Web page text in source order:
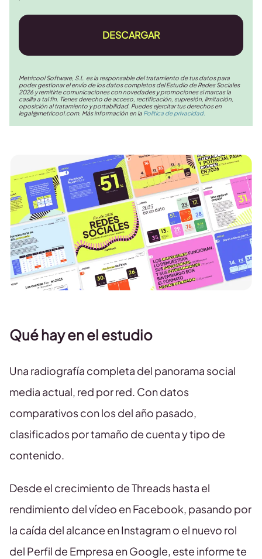
DESCARGAR
Metricool Software, S.L. es la responsable del tratamiento de tus datos para
poder gestionar el envío de los datos completos del Estudio de Redes Sociales
2026 y remitirte comunicaciones con novedades y promociones si marcas la
casilla a tal fin. Tienes derecho de acceso, rectificación, supresión, limitación,
oposición al tratamiento y portabilidad. Puedes ejercitar tus derechos en
legal@metricool.com. Más información en la Política de privacidad.
Qué hay en el estudio
Una radiografía completa del panorama social
media actual, red por red. Con datos
comparativos con los del año pasado,
clasificados por tamaño de cuenta y tipo de
contenido.
Desde el crecimiento de Threads hasta el
rendimiento del vídeo en Facebook, pasando por
la caída del alcance en Instagram o el nuevo rol
del Perfil de Empresa en Google, este informe te